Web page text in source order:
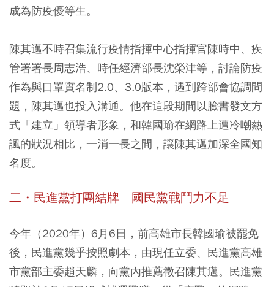
成為防疫優等生。
陳其邁不時召集流行疫情指揮中心指揮官陳時中、疾
管署署長周志浩、時任經濟部長沈榮津等，討論防疫
作為與口罩實名制2.0、3.0版本，遇到跨部會協調問
題，陳其邁也投入溝通。他在這段期間以臉書發文方
式「建立」領導者形象，和韓國瑜在網路上遭冷嘲熱
諷的狀況相比，一消一長之間，讓陳其邁加深全國知
名度。
二・民進黨打團結牌 國民黨戰鬥力不足
今年（2020年）6月6日，前高雄市長韓國瑜被罷免
後，民進黨幾乎按照劇本，由現任立委、民進黨高雄
市黨部主委趙天麟，向黨內推薦徵召陳其邁。民進黨